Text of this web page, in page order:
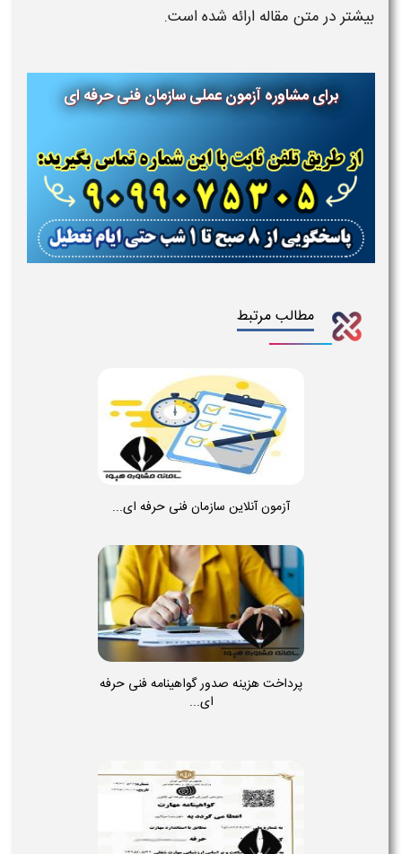
بیشتر در متن مقاله ارائه شده است.
برای مشاوره آزمون عملی سازمان فنی حرفه ای
مطالب مرتبط
آزمون آنلاین سازمان فنی حرفه ای...
پرداخت هزینه صدور گواهینامه فنی حرفه
ای...